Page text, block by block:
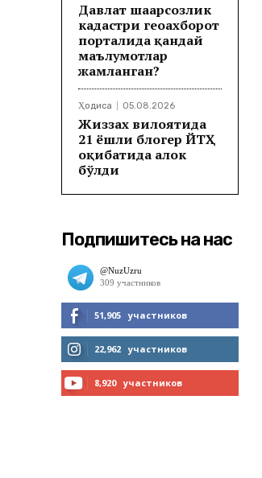
Давлат шаҳарсозлик
кадастри геоахборот
порталида қандай
маълумотлар
жамланган?
Ҳодиса 05.08.2026
Жиззах вилоятида
21 ёшли блогер ЙТҲ
оқибатида ҳалок
бўлди
Подпишитесь на нас
51,905 участников
МНЕ НРАВИТСЯ
22,962 участников
8,920 участников